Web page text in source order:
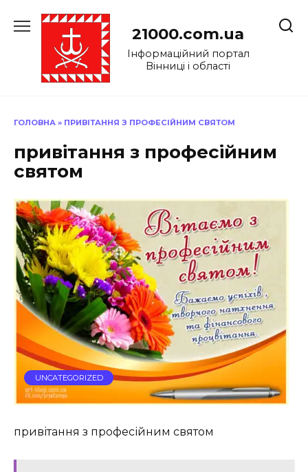
до
21000.com.ua
Інформаційний портал
Вінниці і області
ГОЛОВНА » ПРИВІТАННЯ З ПРОФЕСІЙНИМ СВЯТОМ
привітання з професійним
святом
UNCATEGORIZED
привітання з професійним святом